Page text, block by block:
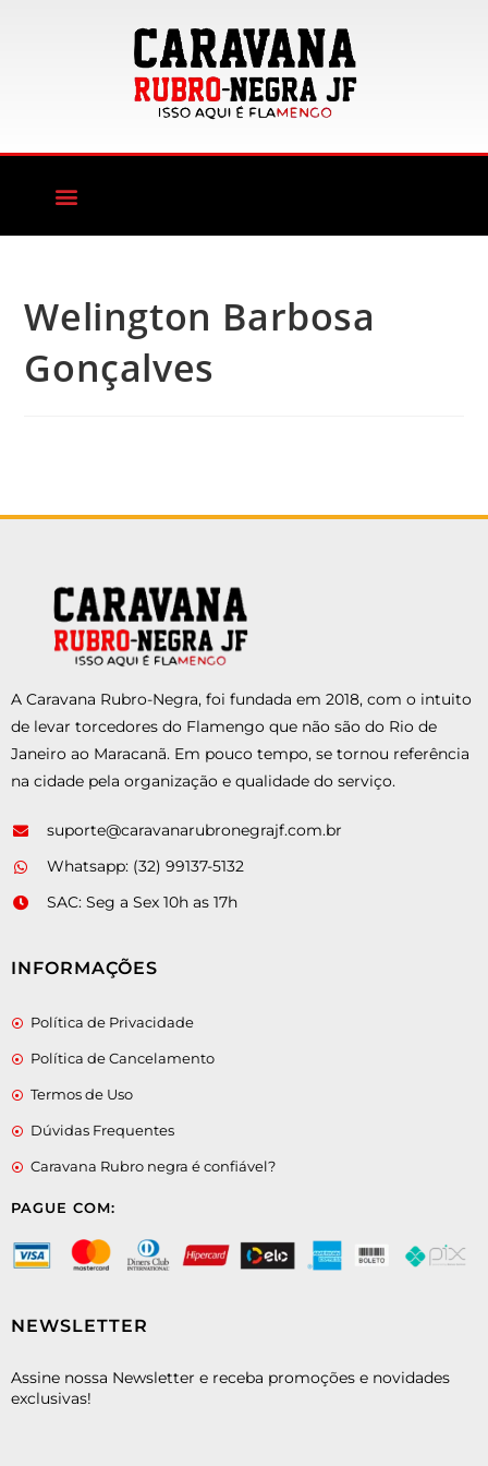
Welington Barbosa
Gonçalves
A Caravana Rubro-Negra, foi fundada em 2018, com o intuito
de levar torcedores do Flamengo que não são do Rio de
Janeiro ao Maracanã. Em pouco tempo, se tornou referência
na cidade pela organização e qualidade do serviço.
suporte@caravanarubronegrajf.com.br
Whatsapp: (32) 99137-5132
SAC: Seg a Sex 10h as 17h
INFORMAÇÕES
Política de Privacidade
Política de Cancelamento
Termos de Uso
Dúvidas Frequentes
Caravana Rubro negra é confiável?
PAGUE COM:
NEWSLETTER
Assine nossa Newsletter e receba promoções e novidades
exclusivas!